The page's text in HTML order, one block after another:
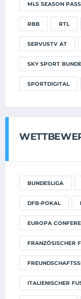
MLS SEASON PASS
RBB RTL
SERVUSTV AT
SKY SPORT
SPORTDIGITAL
BUNDESLIGA
DFB-POKAL
EUROPA
FRANZÖSISCHER
ITALIENISCHER